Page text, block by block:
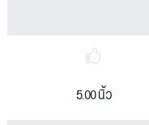
5.00 นิ้ว